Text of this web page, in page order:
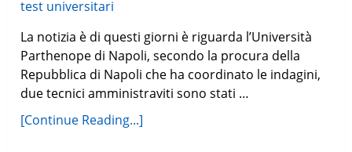
La notizia è di questi giorni è riguarda l’Università
Parthenope di Napoli, secondo la procura della
Repubblica di Napoli che ha coordinato le indagini,
due tecnici amministraviti sono stati …
[Continue Reading...]